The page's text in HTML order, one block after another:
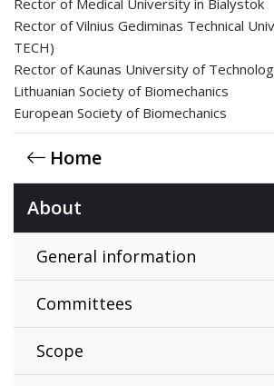
Rector of Medical University in Bialystok
Rector of Vilnius Gediminas Technical
TECH)
Rector of Kaunas University of
Lithuanian Society of Biomechanics
European Society of Biomechanics
Home
About
General information
Committees
Scope